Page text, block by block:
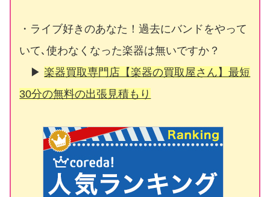
・ライブ好きのあなた！過去にバンドをやって
いて､使わなくなった楽器は無いですか？
▶楽器買取専門店【楽器の買取屋さん】最短
30分の無料の出張見積もり